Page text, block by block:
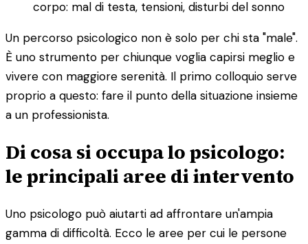
corpo: mal di testa, tensioni, disturbi del sonno
Un percorso psicologico non è solo per chi sta "male".
È uno strumento per chiunque voglia capirsi meglio e
vivere con maggiore serenità. Il primo colloquio serve
proprio a questo: fare il punto della situazione insieme
a un professionista.
Di cosa si occupa lo psicologo:
le principali aree di intervento
Uno psicologo può aiutarti ad affrontare un'ampia
gamma di difficoltà. Ecco le aree per cui le persone